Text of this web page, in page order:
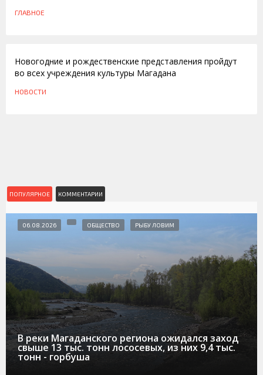
ГЛАВНОЕ
Новогодние и рождественские представления пройдут
во всех учреждения культуры Магадана
НОВОСТИ
ПОПУЛЯРНОЕ КОММЕНТАРИИ
В реки Магаданского региона ожидался заход
свыше 13 тыс. тонн лососевых, из них 9,4 тыс.
тонн - горбуша
06.08.2026 ОБЩЕСТВО РЫБУ ЛОВИМ